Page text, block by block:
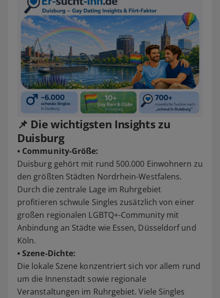
📌 Die wichtigsten Insights zu
Duisburg
• Community-Größe:
Duisburg gehört mit rund 500.000 Einwohnern zu
den größten Städten Nordrhein-Westfalens.
Durch die zentrale Lage im Ruhrgebiet
profitieren schwule Singles zusätzlich von einer
großen regionalen LGBTQ+-Community mit
Anbindung an Städte wie Essen, Düsseldorf und
Köln.
• Szene-Dichte:
Die lokale Szene konzentriert sich vor allem rund
um die Innenstadt sowie regionale
Veranstaltungen im Ruhrgebiet. Viele Singles